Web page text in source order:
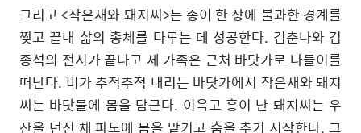
그리고 <작은새와 돼지씨>는 종이 한 장에 불과한 경계를
찢고 끝내 삶의 총체를 다루는 데 성공한다. 김춘나와 김
종석의 전시가 끝나고 세 가족은 근처 바닷가로 나들이를
떠난다. 비가 추적추적 내리는 바닷가에서 작은새와 돼지
씨는 바닷물에 몸을 담근다. 이윽고 흥이 난 돼지씨는 우
산을 던진 채 파도에 몸을 맡기고 춤을 추기 시작한다. 그